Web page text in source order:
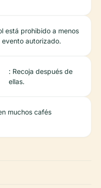
está prohibido a menos
autorizado.
: Recoja después de
ellas.
muchos cafés